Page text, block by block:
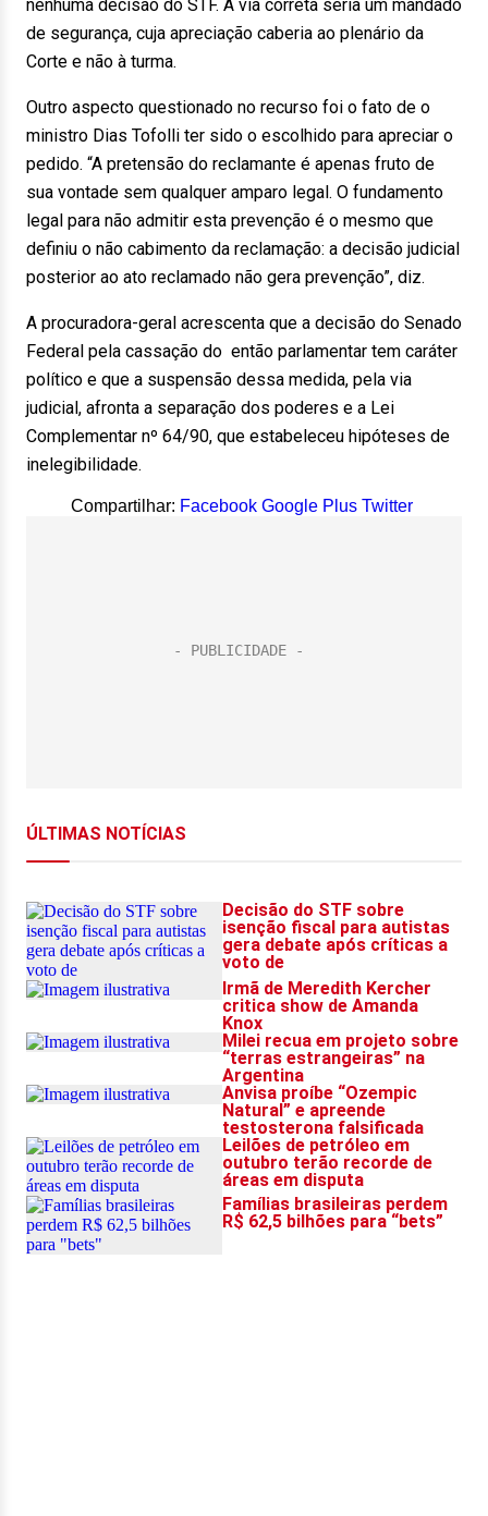
nenhuma decisão do STF. A via correta seria um mandado
de segurança, cuja apreciação caberia ao plenário da
Corte e não à turma.
Outro aspecto questionado no recurso foi o fato de o
ministro Dias Tofolli ter sido o escolhido para apreciar o
pedido. “A pretensão do reclamante é apenas fruto de
sua vontade sem qualquer amparo legal. O fundamento
legal para não admitir esta prevenção é o mesmo que
definiu o não cabimento da reclamação: a decisão judicial
posterior ao ato reclamado não gera prevenção”, diz.
A procuradora-geral acrescenta que a decisão do Senado
Federal pela cassação do então parlamentar tem caráter
político e que a suspensão dessa medida, pela via
judicial, afronta a separação dos poderes e a Lei
Complementar nº 64/90, que estabeleceu hipóteses de
inelegibilidade.
Compartilhar: Facebook Google Plus Twitter